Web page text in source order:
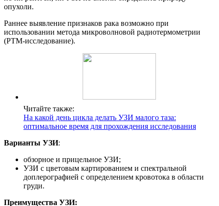
опухоли.
Раннее выявление признаков рака возможно при
использовании метода микроволновой радиотермометрии
(РТМ-исследование).
Читайте также:
На какой день цикла делать УЗИ малого таза:
оптимальное время для прохождения исследования
Варианты УЗИ:
обзорное и прицельное УЗИ;
УЗИ с цветовым картированием и спектральной
доплерографией с определением кровотока в области
груди.
Преимущества УЗИ: